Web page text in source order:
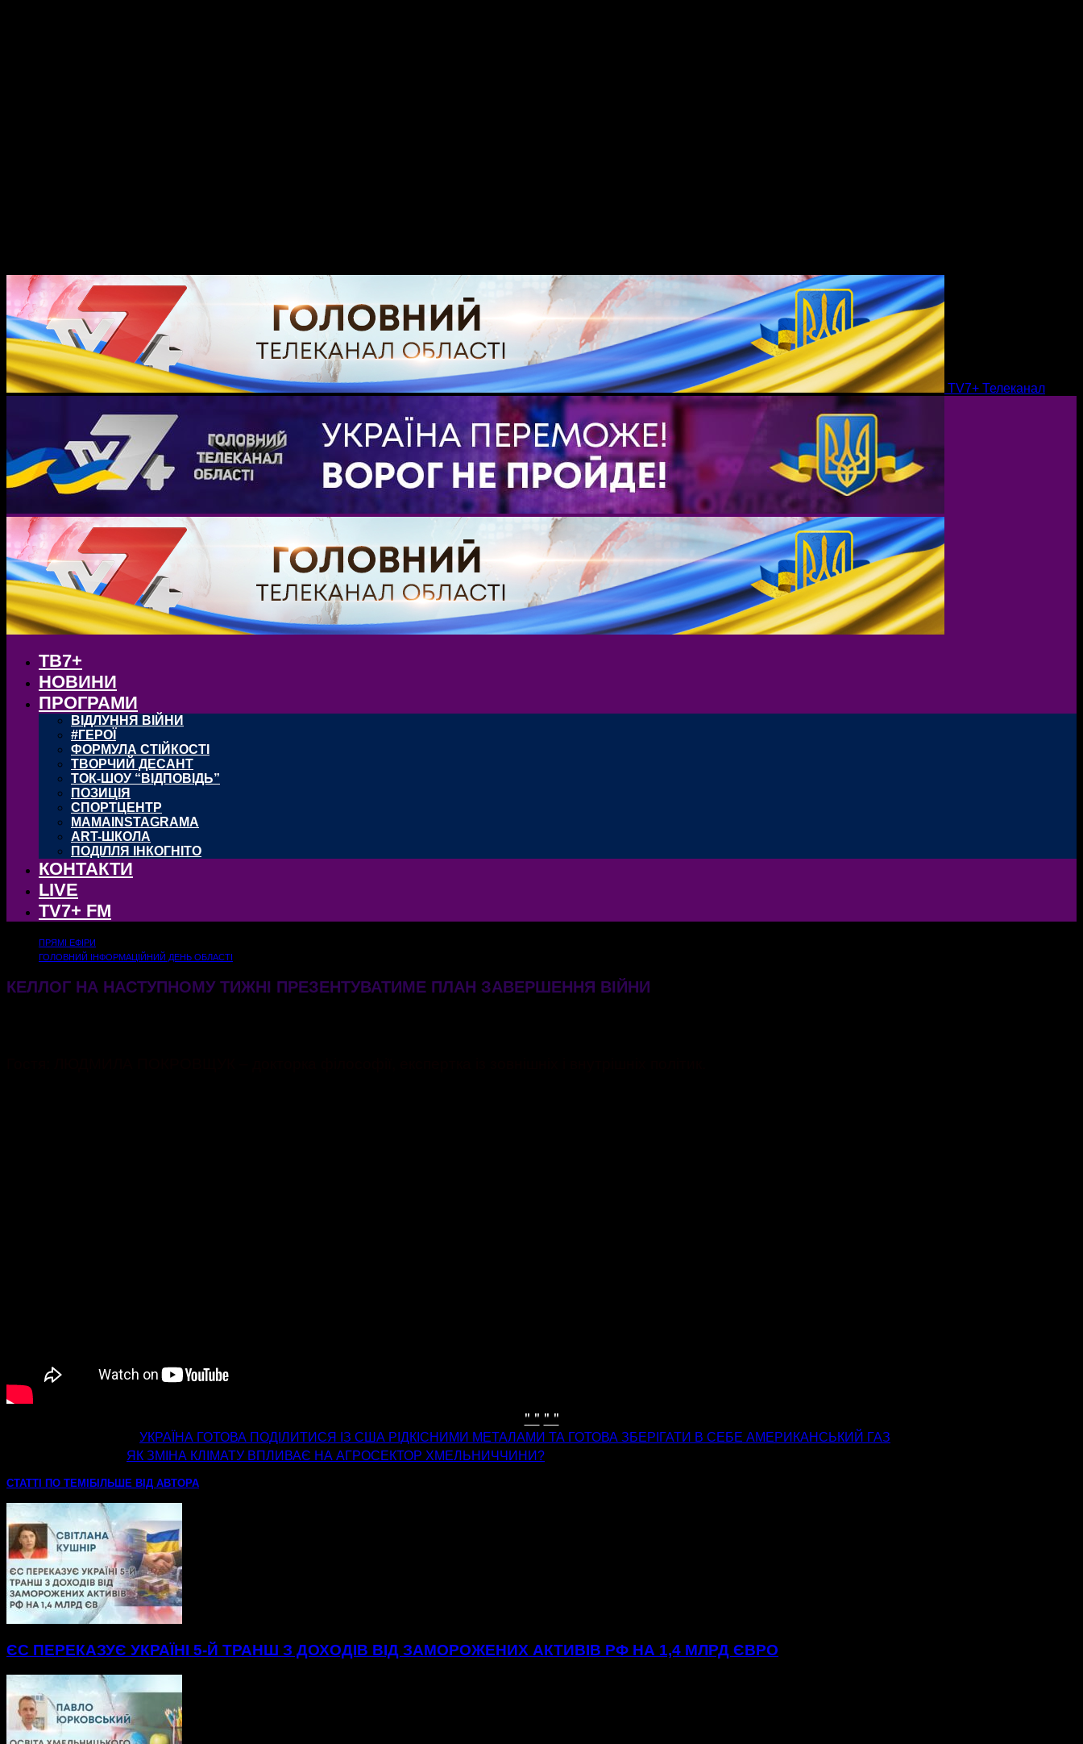
TV7+ Телеканал
ТВ7+
НОВИНИ
ПРОГРАМИ
ВІДЛУННЯ ВІЙНИ
#ГЕРОЇ
ФОРМУЛА СТІЙКОСТІ
ТВОРЧИЙ ДЕСАНТ
ТОК-ШОУ “ВІДПОВІДЬ”
ПОЗИЦІЯ
СПОРТЦЕНТР
MAMAINSTAGRAMA
ART-ШКОЛА
ПОДІЛЛЯ ІНКОГНІТО
КОНТАКТИ
LIVE
TV7+ FM
ПРЯМІ ЕФІРИ
ГОЛОВНИЙ ІНФОРМАЦІЙНИЙ ДЕНЬ ОБЛАСТІ
КЕЛЛОГ НА НАСТУПНОМУ ТИЖНІ ПРЕЗЕНТУВАТИМЕ ПЛАН ЗАВЕРШЕННЯ ВІЙНИ
" " " "
УКРАЇНА ГОТОВА ПОДІЛИТИСЯ ІЗ США РІДКІСНИМИ МЕТАЛАМИ ТА ГОТОВА ЗБЕРІГАТИ В СЕБЕ АМЕРИКАНСЬКИЙ ГАЗ
ЯК ЗМІНА КЛІМАТУ ВПЛИВАЄ НА АГРОСЕКТОР ХМЕЛЬНИЧЧИНИ?
СТАТТІ ПО ТЕМІ БІЛЬШЕ ВІД АВТОРА
ЄС ПЕРЕКАЗУЄ УКРАЇНІ 5-Й ТРАНШ З ДОХОДІВ ВІД ЗАМОРОЖЕНИХ АКТИВІВ РФ НА 1,4 МЛРД ЄВРО